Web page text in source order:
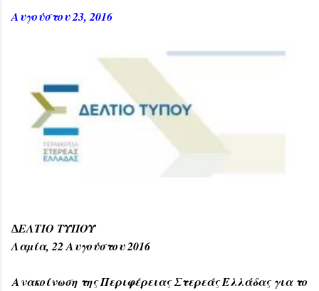
Αυγούστου 23, 2016
∆ΕΛΤΙΟ ΤΥΠΟΥ
Λαµία, 22 Αυγούστου 2016
Ανακοίνωση της Περιφέρειας Στερεάς Ελλάδας για το